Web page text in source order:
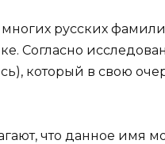
многих русских
Согласно
который в свою
что данное имя